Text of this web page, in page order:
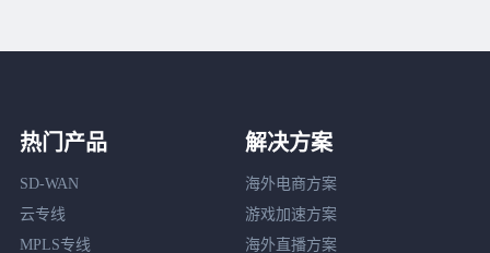
热门产品
SD-WAN
云专线
MPLS专线
解决方案
海外电商方案
游戏加速方案
海外直播方案